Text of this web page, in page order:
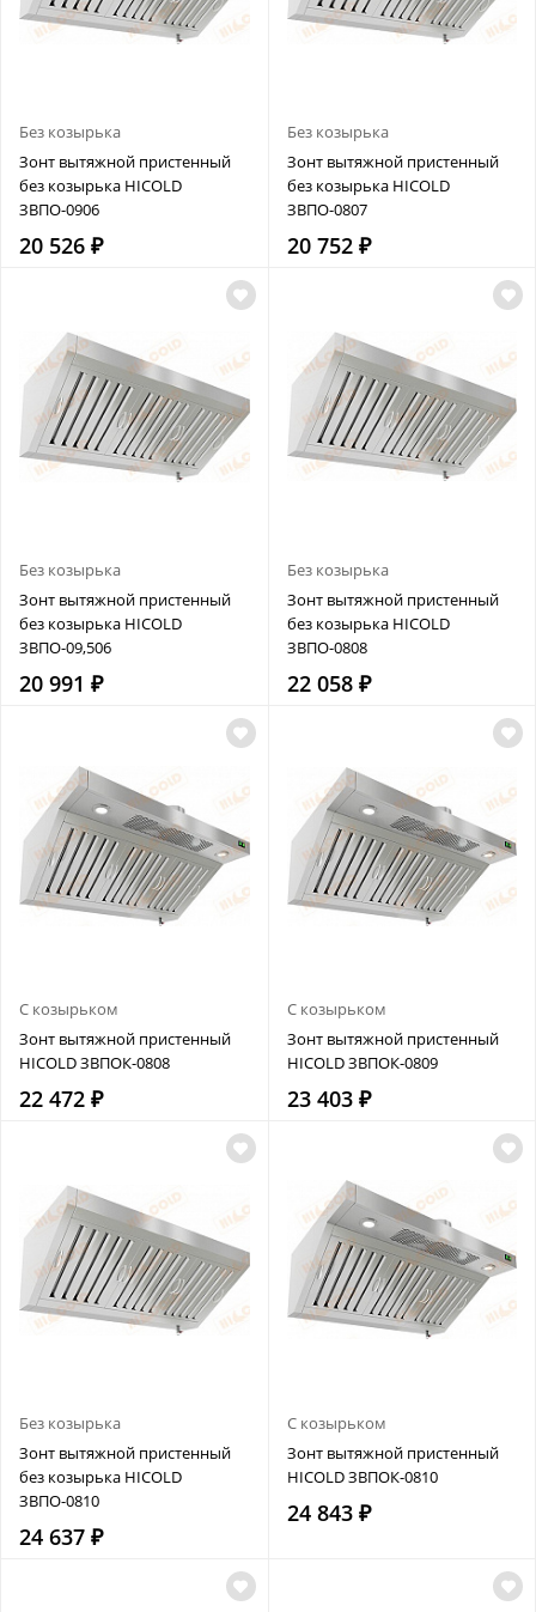
Без козырька
Зонт вытяжной пристенный
без козырька HICOLD
ЗВПО-0906
20 526 ₽
Без козырька
Зонт вытяжной пристенный
без козырька HICOLD
ЗВПО-0807
20 752 ₽
Без козырька
Зонт вытяжной пристенный
без козырька HICOLD
ЗВПО-09,506
20 991 ₽
Без козырька
Зонт вытяжной пристенный
без козырька HICOLD
ЗВПО-0808
22 058 ₽
С козырьком
Зонт вытяжной пристенный
HICOLD ЗВПОК-0808
22 472 ₽
С козырьком
Зонт вытяжной пристенный
HICOLD ЗВПОК-0809
23 403 ₽
Без козырька
Зонт вытяжной пристенный
без козырька HICOLD
ЗВПО-0810
24 637 ₽
С козырьком
Зонт вытяжной пристенный
HICOLD ЗВПОК-0810
24 843 ₽